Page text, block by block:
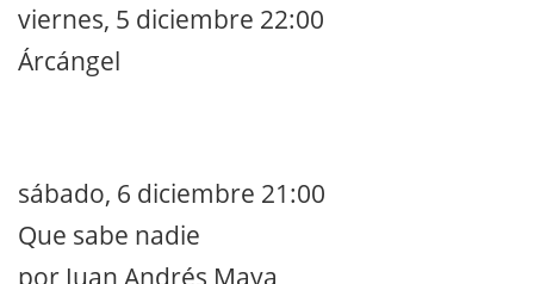
viernes, 5 diciembre 22:00
Árcángel
sábado, 6 diciembre 21:00
Que sabe nadie
por Juan Andrés Maya